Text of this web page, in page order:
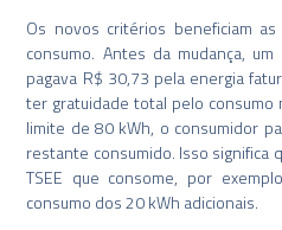
Os novos critérios beneficiam
consumo. Antes da mudança,
pagava R$ 30,73 pela energia
ter gratuidade total pelo consumo
limite de 80 kWh, o consumidor
restante consumido. Isso significa
TSEE que consome, por
consumo dos 20 kWh adicionais.